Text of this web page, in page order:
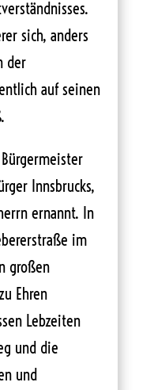
sich, anders
der
auf seinen
Innsbrucks,
ernannt. In
im
großen
Ehren
Lebzeiten
und die
und